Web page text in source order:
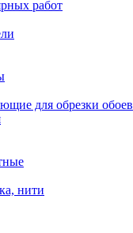
работ
для обрезки обоев
нити